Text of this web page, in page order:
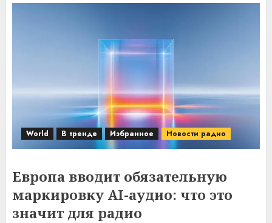
World В тренде Избранное Новости радио
Европа вводит обязательную
маркировку AI-аудио: что это
значит для радио